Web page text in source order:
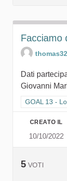
Facciamo
Dati
Giovanni
Filtra i
GOAL 13 -
CREATO IL
10/10/2022
5 VOTI